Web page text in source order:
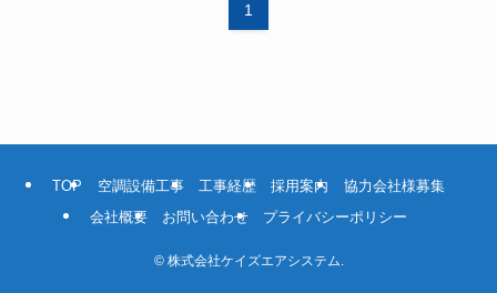
1
TOP 空調設備工事 工事経歴 採用案内
協力会社様募集
会社概要
お問い合わせ プライバシーポリシー
©株式会社ケイズエアシステム.